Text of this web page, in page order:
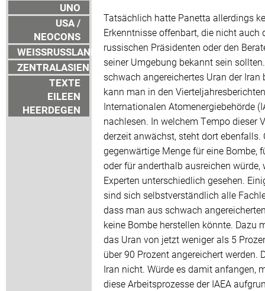
UNO
USA /
NEOCONS
WEISSRUSSLAND
ZENTRALASIEN
TEXTE
EILEEN
HEERDEGEN
Tatsächlich hatte Panetta allerdings
Erkenntnisse offenbart, die nicht auch
russischen Präsidenten oder den
seiner Umgebung bekannt sein
schwach angereichertes Uran der Iran
kann man in den
Internationalen Atomenergiebehörde
nachlesen. In welchem Tempo dieser
derzeit anwächst, steht dort ebenfalls.
gegenwärtige Menge für eine Bombe,
oder für anderthalb ausreichen würde,
Experten unterschiedlich gesehen.
sind sich selbstverständlich alle
dass man aus schwach
keine Bombe herstellen könnte. Dazu
das Uran von jetzt weniger als 5
über 90 Prozent angereichert werden.
Iran nicht. Würde es damit anfangen,
diese Arbeitsprozesse der IAEA